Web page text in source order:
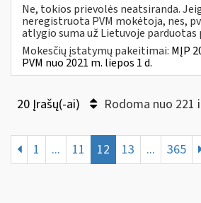
Ne, tokios prievolės neatsiranda.
neregistruota PVM mokėtoja, nes,
atlygio suma už Lietuvoje parduotas
Mokesčių įstatymų pakeitimai: MĮP
PVM nuo 2021 m. liepos 1 d.
20 Įrašų(-ai) Rodoma nuo 221
1 ... 11 12 13 ... 365